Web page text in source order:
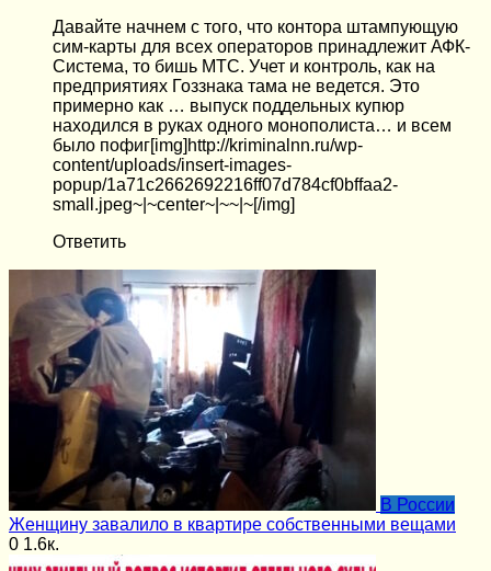
Давайте начнем с того, что контора штампующую
сим-карты для всех операторов принадлежит АФК-
Система, то бишь МТС. Учет и контроль, как на
предприятиях Гоззнака тама не ведется. Это
примерно как … выпуск поддельных купюр
находился в руках одного монополиста… и всем
было пофиг[img]http://kriminalnn.ru/wp-
content/uploads/insert-images-
popup/1a71c2662692216ff07d784cf0bffaa2-
small.jpeg~|~center~|~~|~[/img]
Ответить
В России
Женщину завалило в квартире собственными вещами
0 1.6к.